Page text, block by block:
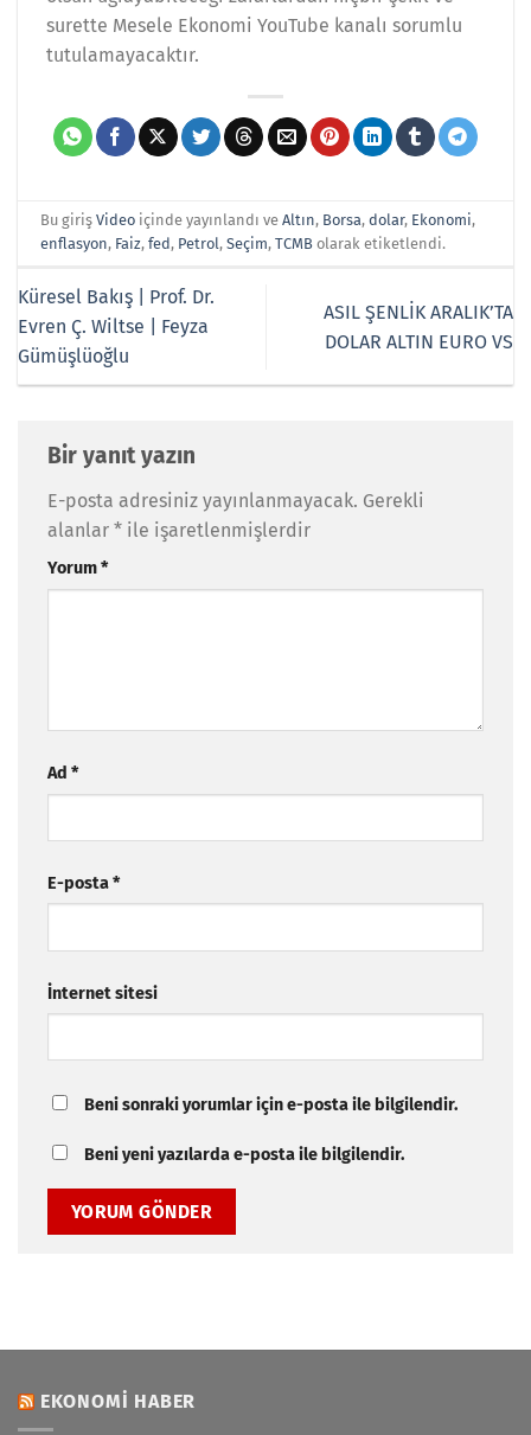
surette Mesele Ekonomi YouTube kanalı sorumlu
tutulamayacaktır.
Bu girişVideo içinde yayınlandı veAltın, Borsa,dolar, Ekonomi,
enflasyon, Faiz,fed, Petrol,Seçim,TCMB olarak etiketlendi.
Küresel Bakış | Prof. Dr.
Evren Ç. Wiltse | Feyza
Gümüşlüoğlu
ASIL ŞENLİK ARALIK’TA
DOLAR ALTIN EURO VS
Bir yanıt yazın
E-posta adresiniz yayınlanmayacak. Gerekli
alanlar * ile işaretlenmişlerdir
Yorum*
Ad *
E-posta*
İnternet sitesi
Beni sonraki yorumlar için e-posta ile bilgilendir.
Beni yeni yazılarda e-posta ile bilgilendir.
EKONOMI HABER